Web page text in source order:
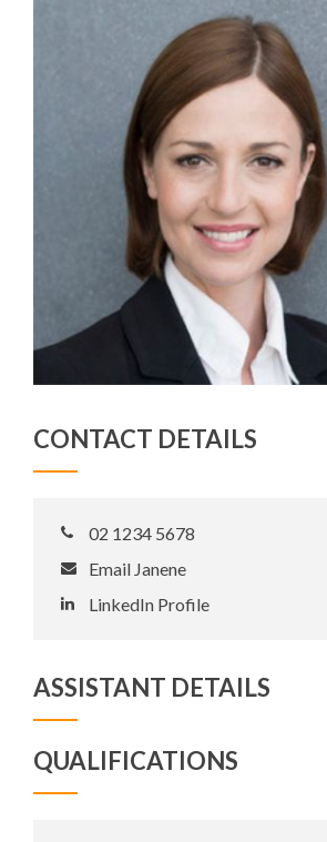
CONTACT DETAILS
02 1234 5678
Email Janene
LinkedIn Profile
ASSISTANT DETAILS
QUALIFICATIONS